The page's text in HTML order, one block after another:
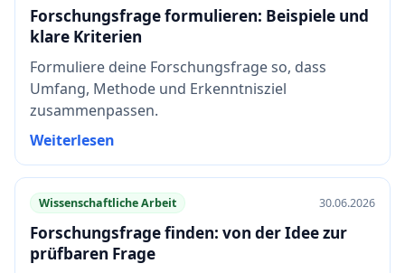
Forschungsfrage formulieren: Beispiele und
klare Kriterien
Formuliere deine Forschungsfrage so, dass
Umfang, Methode und Erkenntnisziel
zusammenpassen.
Weiterlesen
Wissenschaftliche Arbeit 30.06.2026
Forschungsfrage finden: von der Idee zur
prüfbaren Frage